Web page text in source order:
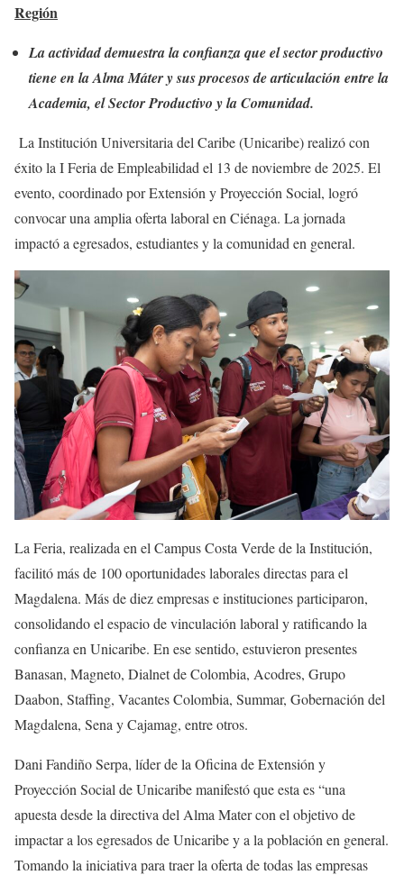
Región
La actividad demuestra la confianza que el sector productivo
tiene en la Alma Máter y sus procesos de articulación entre la
Academia, el Sector Productivo y la Comunidad.
La Institución Universitaria del Caribe (Unicaribe) realizó con
éxito la I Feria de Empleabilidad el 13 de noviembre de 2025. El
evento, coordinado por Extensión y Proyección Social, logró
convocar una amplia oferta laboral en Ciénaga. La jornada
impactó a egresados, estudiantes y la comunidad en general.
La Feria, realizada en el Campus Costa Verde de la Institución,
facilitó más de 100 oportunidades laborales directas para el
Magdalena. Más de diez empresas e instituciones participaron,
consolidando el espacio de vinculación laboral y ratificando la
confianza en Unicaribe. En ese sentido, estuvieron presentes
Banasan, Magneto, Dialnet de Colombia, Acodres, Grupo
Daabon, Staffing, Vacantes Colombia, Summar, Gobernación del
Magdalena, Sena y Cajamag, entre otros.
Dani Fandiño Serpa, líder de la Oficina de Extensión y
Proyección Social de Unicaribe manifestó que esta es “una
apuesta desde la directiva del Alma Mater con el objetivo de
impactar a los egresados de Unicaribe y a la población en general.
Tomando la iniciativa para traer la oferta de todas las empresas